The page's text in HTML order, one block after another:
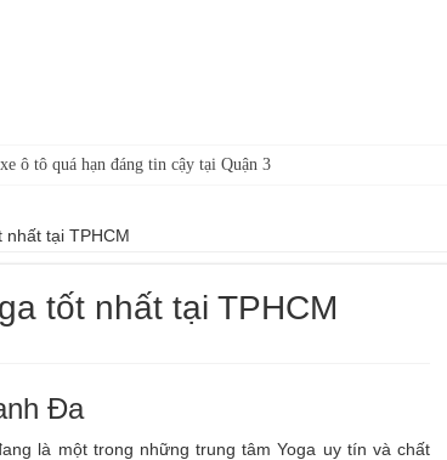
ô tô quá hạn đáng tin cậy tại Quận 3
nhất tại TPHCM
tốt nhất tại TPHCM
Đa
là một trong những trung tâm Yoga uy tín và chất